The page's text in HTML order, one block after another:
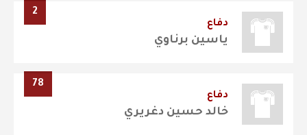
2
دفاع
ياسين برناوي
78
دفاع
خالد حسين دغريري